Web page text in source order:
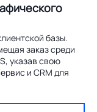
базы.
заказ среди
указав свою
и CRM для